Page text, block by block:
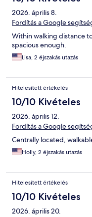
2026. április 8.
Fordítás a Google
Within walking distance
spacious enough.
Lisa, 2 éjszakás utazás
Hitelesített értékelés
10/10 Kivételes
2026. április 12.
Fordítás a Google
Centrally located,
Holly, 2 éjszakás utazás
Hitelesített értékelés
10/10 Kivételes
2026. április 20.